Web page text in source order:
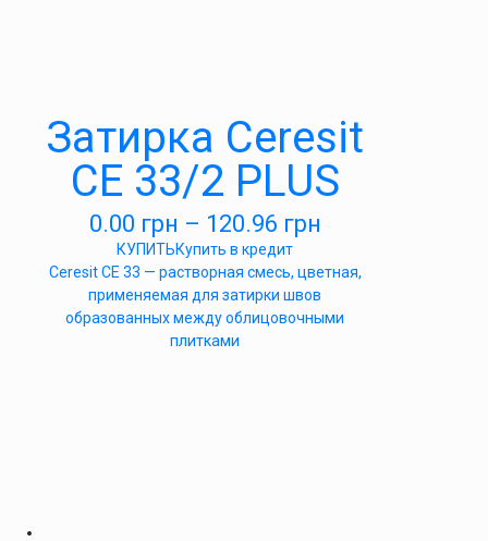
Затирка Ceresit
СЕ 33/2 PLUS
0.00 грн – 120.96 грн
КУПИТЬКупить в кредит
Ceresit CE 33 — растворная смесь, цветная,
применяемая для затирки швов
образованных между облицовочными
плитками